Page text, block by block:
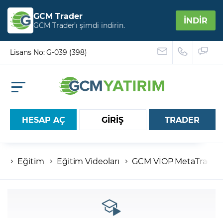
GCM Trader
GCM Trader’ı şimdi indirin. İNDİR
Lisans No: G-039 (398)
HESAP AÇ GİRİŞ
Hesap numaranız
Şifreniz
TRADER
Eğitim Eğitim Videoları GCM VİOP MetaTrader